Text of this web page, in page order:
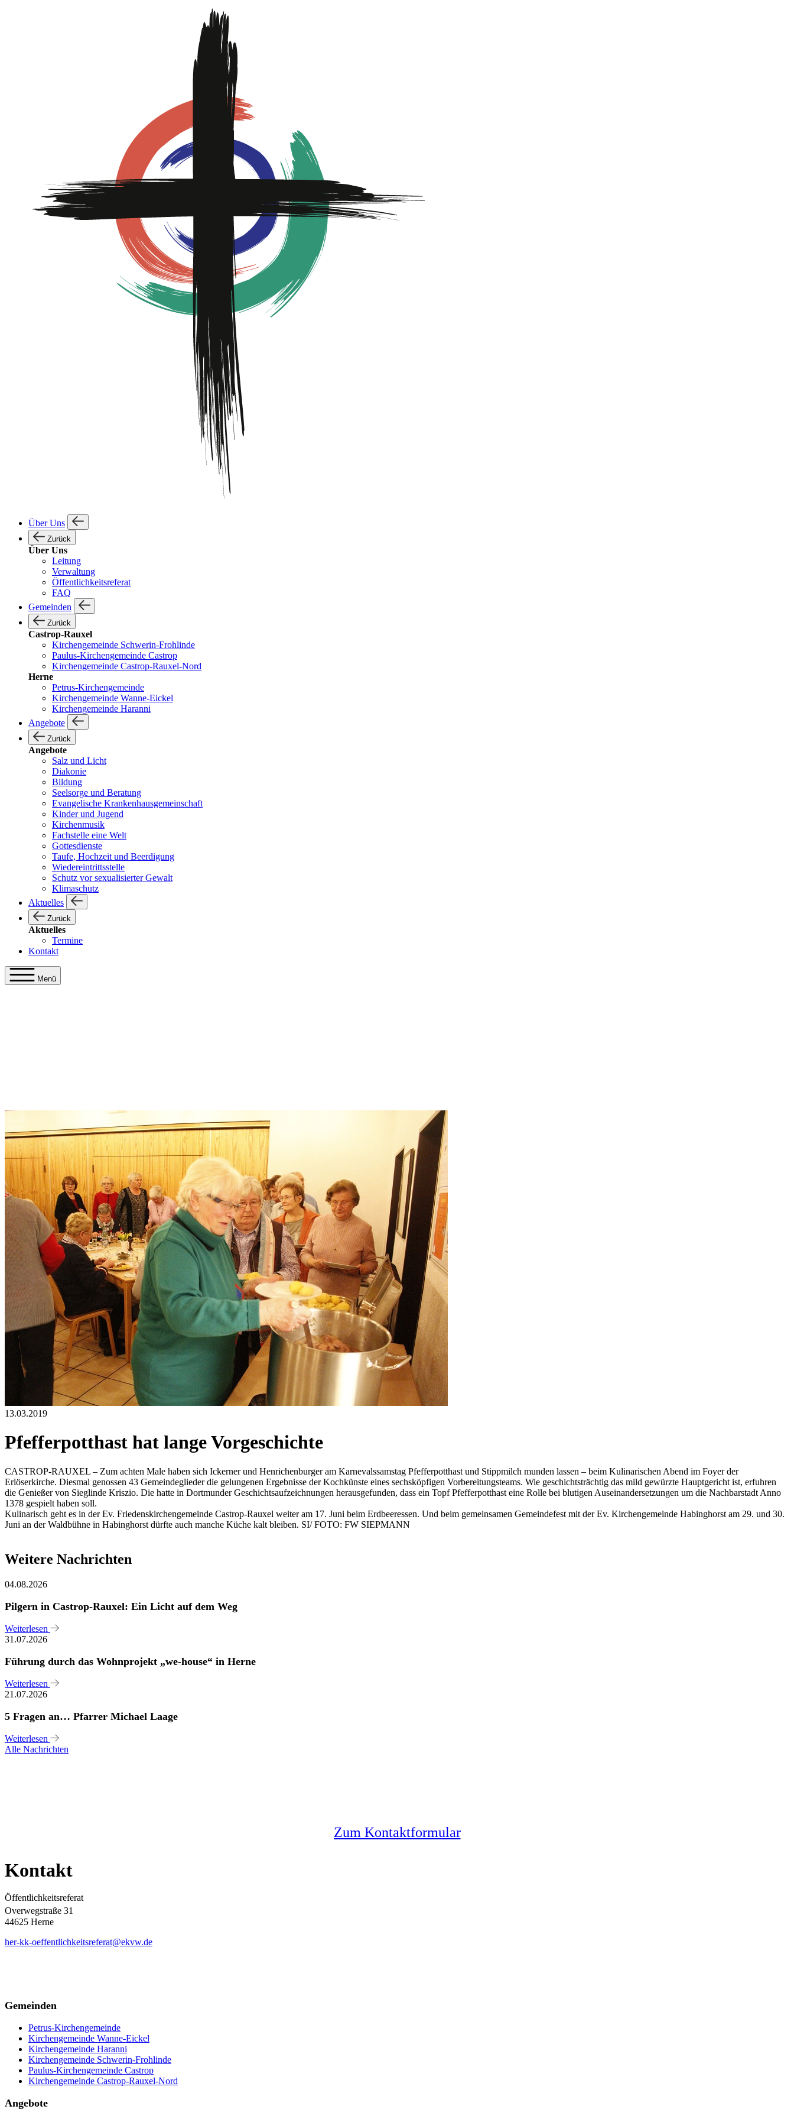
Über Uns
Zurück
Über Uns
Leitung
Verwaltung
Öffentlichkeitsreferat
FAQ
Gemeinden
Zurück
Castrop-Rauxel
Kirchengemeinde Schwerin-Frohlinde
Paulus-Kirchengemeinde Castrop
Kirchengemeinde Castrop-Rauxel-Nord
Herne
Petrus-Kirchengemeinde
Kirchengemeinde Wanne-Eickel
Kirchengemeinde Haranni
Angebote
Zurück
Angebote
Salz und Licht
Diakonie
Bildung
Seelsorge und Beratung
Evangelische Krankenhausgemeinschaft
Kinder und Jugend
Kirchenmusik
Fachstelle eine Welt
Gottesdienste
Taufe, Hochzeit und Beerdigung
Wiedereintrittsstelle
Schutz vor sexualisierter Gewalt
Klimaschutz
Aktuelles
Zurück
Aktuelles
Termine
Kontakt
Menü
13.03.2019
Pfefferpotthast hat lange Vorgeschichte
CASTROP-RAUXEL – Zum achten Male haben sich Ickerner und Henrichenburger am Karnevalssamstag Pfefferpotthast und Stippmilch munden lassen – beim Kulinarischen Abend im Foyer der
Erlöserkirche. Diesmal genossen 43 Gemeindeglieder die gelungenen Ergebnisse der Kochkünste eines sechsköpfigen Vorbereitungsteams. Wie geschichtsträchtig das mild gewürzte Hauptgericht ist, erfuhren
die Genießer von Sieglinde Kriszio. Die hatte in Dortmunder Geschichtsaufzeichnungen herausgefunden, dass ein Topf Pfefferpotthast eine Rolle bei blutigen Auseinandersetzungen um die Nachbarstadt Anno
1378 gespielt haben soll.
Kulinarisch geht es in der Ev. Friedenskirchengemeinde Castrop-Rauxel weiter am 17. Juni beim Erdbeeressen. Und beim gemeinsamen Gemeindefest mit der Ev. Kirchengemeinde Habinghorst am 29. und 30.
Juni an der Waldbühne in Habinghorst dürfte auch manche Küche kalt bleiben. SI/ FOTO: FW SIEPMANN
Weitere Nachrichten
04.08.2026
Pilgern in Castrop-Rauxel: Ein Licht auf dem Weg
Weiterlesen
31.07.2026
Führung durch das Wohnprojekt „we-house“ in Herne
Weiterlesen
21.07.2026
5 Fragen an… Pfarrer Michael Laage
Weiterlesen
Alle Nachrichten
Zum Kontaktformular
Kontakt
Öffentlichkeitsreferat
Overwegstraße 31
44625 Herne
her-kk-oeffentlichkeitsreferat@ekvw.de
Gemeinden
Petrus-Kirchengemeinde
Kirchengemeinde Wanne-Eickel
Kirchengemeinde Haranni
Kirchengemeinde Schwerin-Frohlinde
Paulus-Kirchengemeinde Castrop
Kirchengemeinde Castrop-Rauxel-Nord
Angebote